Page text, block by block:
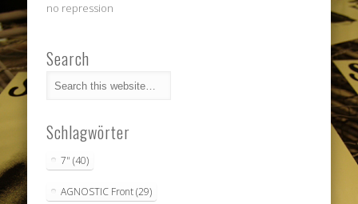
no repression
Search
Schlagwörter
7" (40)
AGNOSTIC Front(29)